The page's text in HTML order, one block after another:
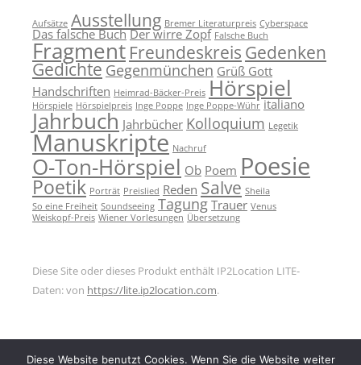
Aufsätze Ausstellung Bremer Literaturpreis Cyberspace
Das falsche Buch Der wirre Zopf Falsche Buch
Fragment Freundeskreis Gedenken
Gedichte Gegenmünchen Grüß Gott
Handschriften Heimrad-Bäcker-Preis Hörspiel
Hörspiele Hörspielpreis Inge Poppe Inge Poppe-Wühr italiano
Jahrbuch Jahrbücher Kolloquium Legetik
Manuskripte Nachruf
O-Ton-Hörspiel Ob Poem Poesie
Poetik Porträt Preislied Reden Salve Sheila
So eine Freiheit Soundseeing Tagung Trauer Venus
Weiskopf-Preis Wiener Vorlesungen Übersetzung
Diese Site oder dieses Produkt enthält IP2Location LITE-
Daten: von https://lite.ip2location.com.
Diese Website benutzt Cookies. Wenn Sie die Website weiter